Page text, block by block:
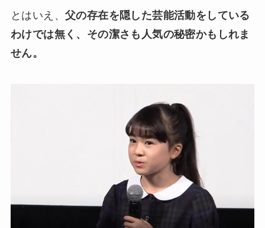
とはいえ、 父の存在を隠した芸能活動をしている
わけでは無く、その潔さも人気の秘密かもしれま
せん。